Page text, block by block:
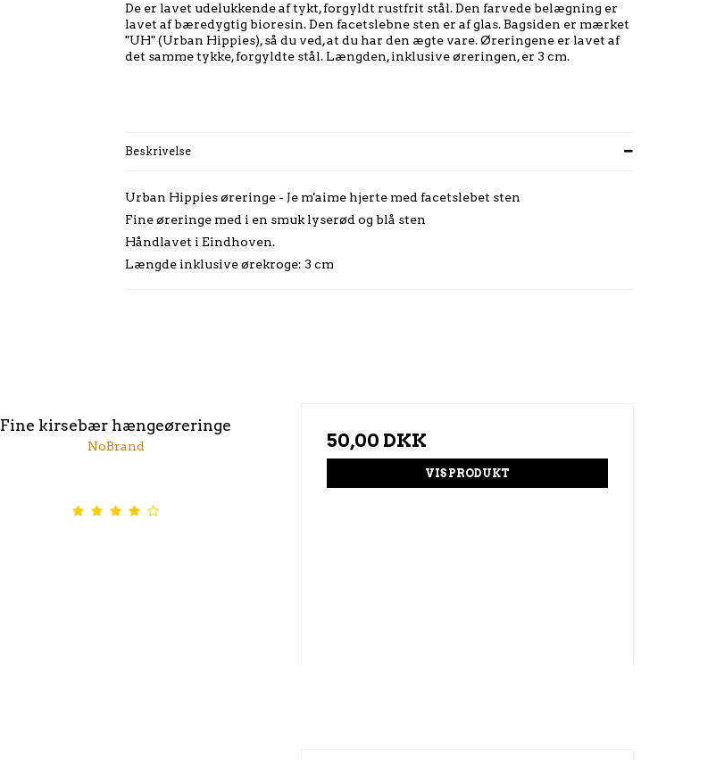
De er lavet udelukkende af tykt, forgyldt rustfrit stål. Den farvede belægning er
lavet af bæredygtig bioresin. Den facetslebne sten er af glas. Bagsiden er mærket
"UH" (Urban Hippies), så du ved, at du har den ægte vare. Øreringene er lavet af
det samme tykke, forgyldte stål. Længden, inklusive øreringen, er 3 cm.
Beskrivelse
Urban Hippies øreringe - Je m'aime hjerte med facetslebet sten
Fine øreringe med i en smuk lyserød og blå sten
Håndlavet i Eindhoven.
Længde inklusive ørekroge: 3 cm
Fine kirsebær hængeøreringe
NoBrand 50,00 DKK
VIS PRODUKT